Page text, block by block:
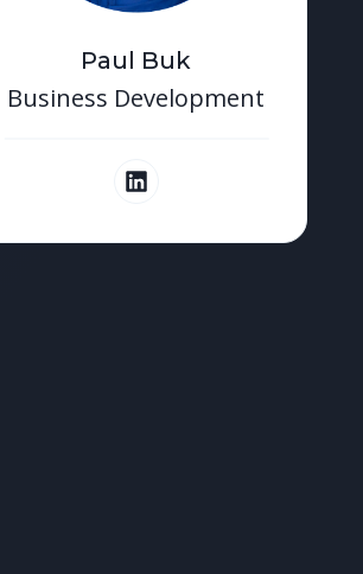
Paul Buk
Business Development